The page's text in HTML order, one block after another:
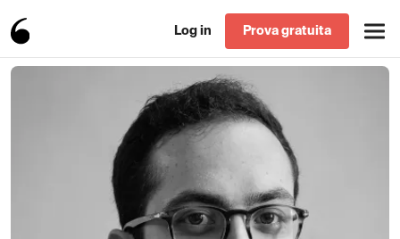
Log in Prova gratuita